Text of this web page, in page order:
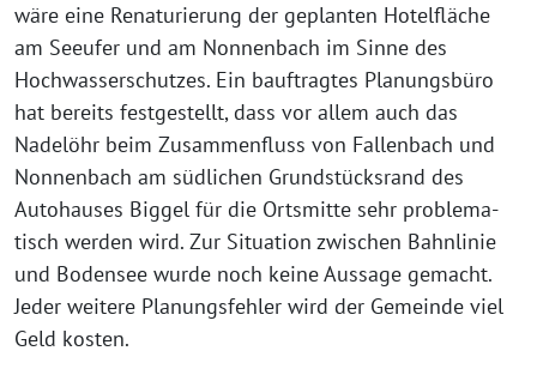
wäre eine Renaturierung der geplan­ten Hotelfläche
am Seeufer und am Nonnenbach im Sinne des
Hochwasserschutzes. Ein bau­f­trag­tes Planungsbüro
hat bereits fest­ge­stellt, dass vor allem auch das
Nadelöhr beim Zusammenfluss von Fallenbach und
Nonnenbach am süd­li­chen Grundstücksrand des
Autohauses Biggel für die Ortsmitte sehr pro­ble­ma­
tisch wer­den wird. Zur Situation zwi­schen Bahnlinie
und Bodensee wur­de noch kei­ne Aussage gemacht.
Jeder wei­te­re Planungsfehler wird der Gemeinde viel
Geld kosten.